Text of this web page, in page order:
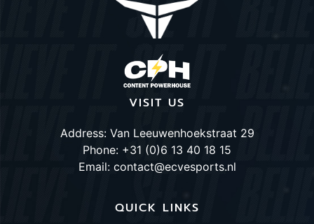
VISIT US
Address: Van Leeuwenhoekstraat 29
Phone: +31 (0)6 13 40 18 15
Email: contact@ecvesports.nl
QUICK LINKS